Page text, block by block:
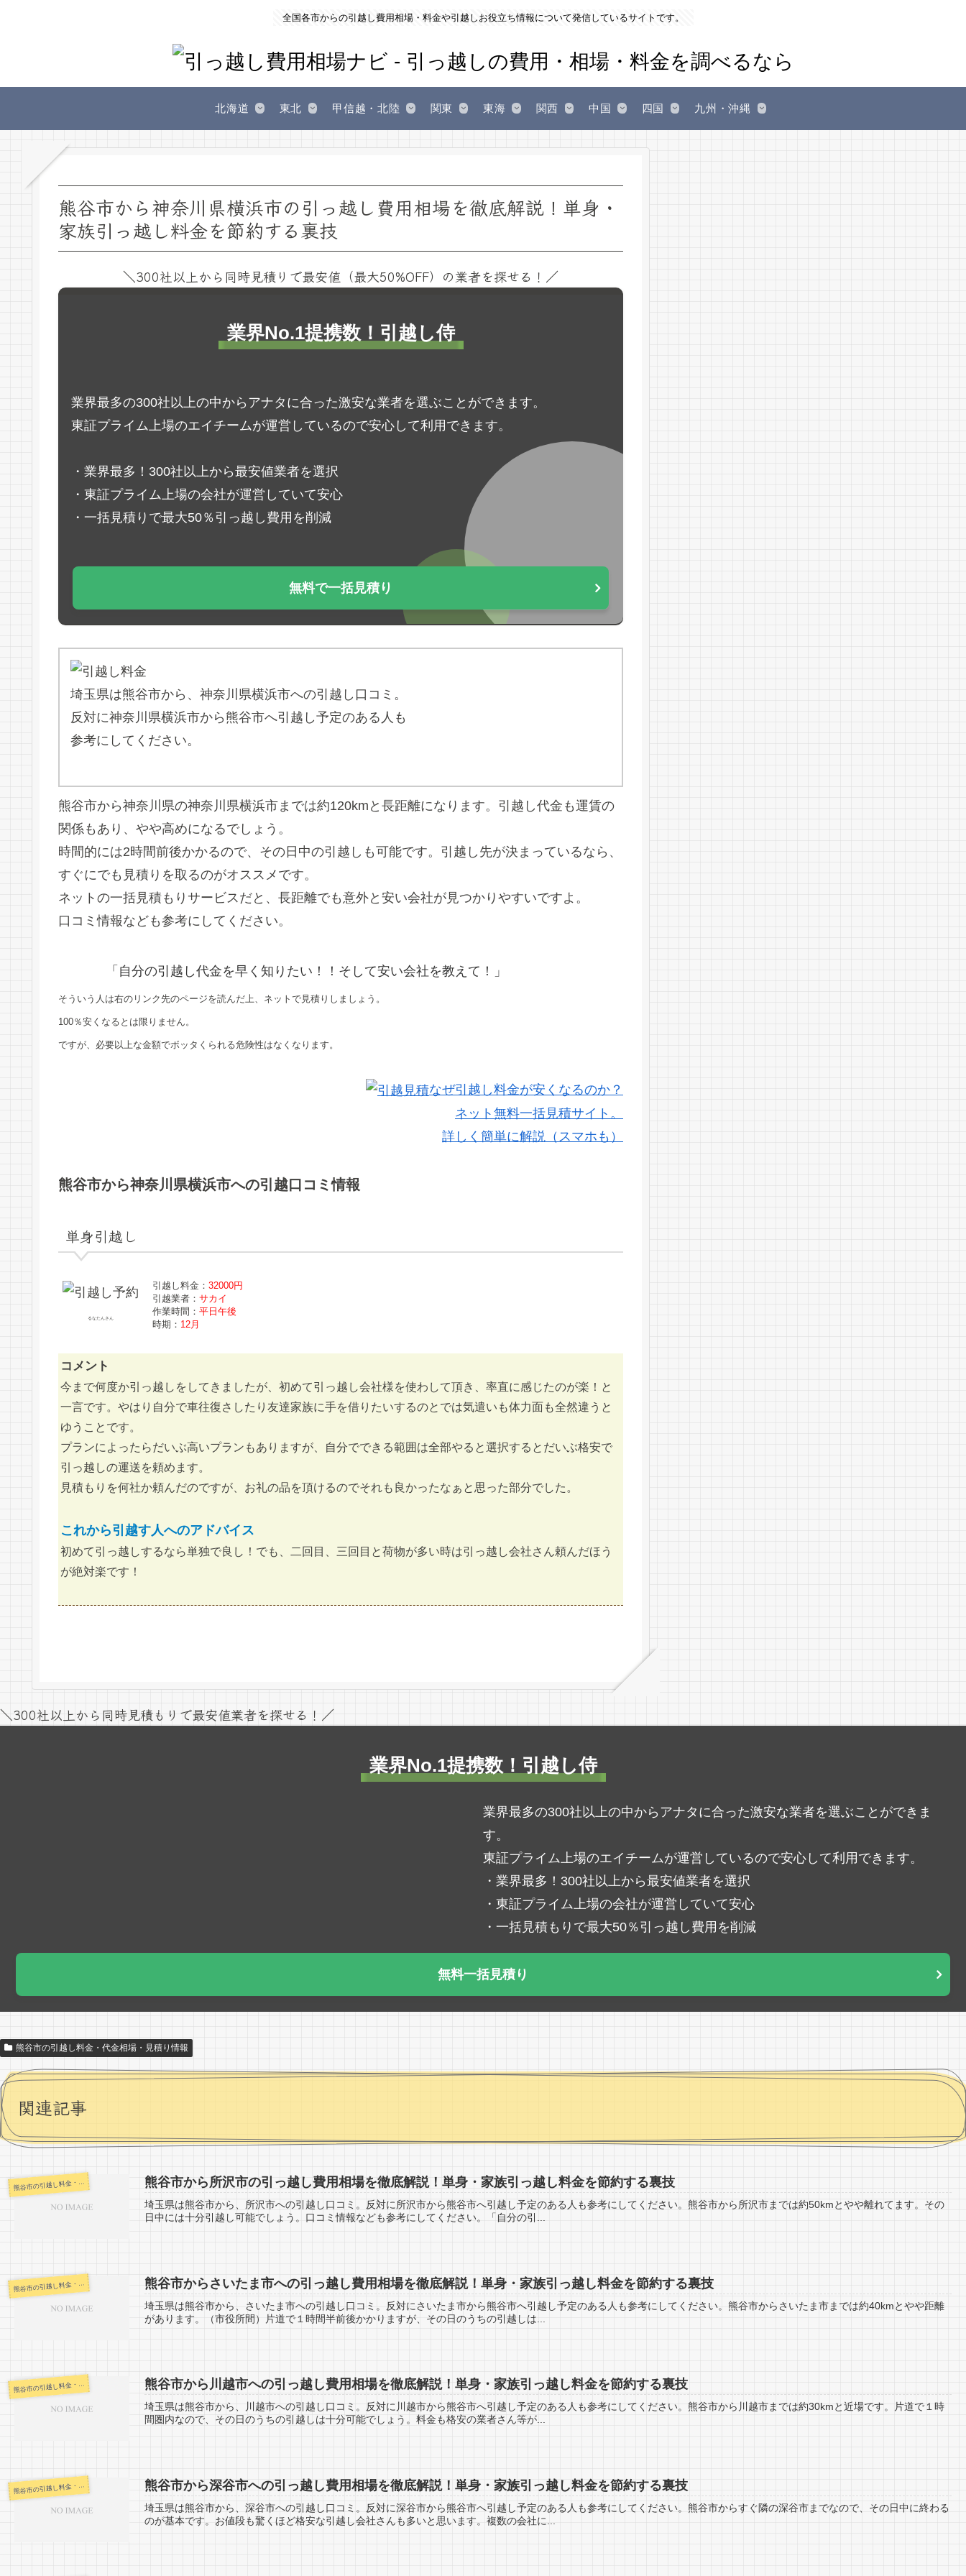
全国各市からの引越し費用相場・料金や引越しお役立ち情報について発信しているサイトです。
北海道 東北 甲信越・北陸 関東 東海 関西 中国 四国 九州・沖縄
熊谷市から神奈川県横浜市の引っ越し費用相場を徹底解説！単身・
家族引っ越し料金を節約する裏技
＼300社以上から同時見積りで最安値（最大50%OFF）の業者を探せる！／
業界No.1提携数！引越し侍
業界最多の300社以上の中からアナタに合った激安な業者を選ぶことができます。
東証プライム上場のエイチームが運営しているので安心して利用できます。
・業界最多！300社以上から最安値業者を選択
・東証プライム上場の会社が運営していて安心
・一括見積りで最大50％引っ越し費用を削減
無料で一括見積り
埼玉県は熊谷市から、神奈川県横浜市への引越し口コミ。
反対に神奈川県横浜市から熊谷市へ引越し予定のある人も
参考にしてください。
熊谷市から神奈川県の神奈川県横浜市までは約120kmと長距離になります。引越し代金も運賃の
関係もあり、やや高めになるでしょう。
時間的には2時間前後かかるので、その日中の引越しも可能です。引越し先が決まっているなら、
すぐにでも見積りを取るのがオススメです。
ネットの一括見積もりサービスだと、長距離でも意外と安い会社が見つかりやすいですよ。
口コミ情報なども参考にしてください。
「自分の引越し代金を早く知りたい！！そして安い会社を教えて！」
そういう人は右のリンク先のページを読んだ上、ネットで見積りしましょう。
100％安くなるとは限りません。
ですが、必要以上な金額でボッタくられる危険性はなくなります。
なぜ引越し料金が安くなるのか？
ネット無料一括見積サイト。
詳しく簡単に解説（スマホも）
熊谷市から神奈川県横浜市への引越口コミ情報
単身引越し
るなたんさん
引越し料金： 32000円
引越業者： サカイ
作業時間： 平日午後
時期： 12月
コメント
今まで何度か引っ越しをしてきましたが、初めて引っ越し会社様を使わして頂き、率直に感じたのが楽！と
一言です。やはり自分で車往復さしたり友達家族に手を借りたいするのとでは気遣いも体力面も全然違うと
ゆうことです。
プランによったらだいぶ高いプランもありますが、自分でできる範囲は全部やると選択するとだいぶ格安で
引っ越しの運送を頼めます。
見積もりを何社か頼んだのですが、お礼の品を頂けるのでそれも良かったなぁと思った部分でした。
これから引越す人へのアドバイス
初めて引っ越しするなら単独で良し！でも、二回目、三回目と荷物が多い時は引っ越し会社さん頼んだほう
が絶対楽です！
＼300社以上から同時見積もりで最安値業者を探せる！／
業界No.1提携数！引越し侍
業界最多の300社以上の中からアナタに合った激安な業者を選ぶことができま
す。
東証プライム上場のエイチームが運営しているので安心して利用できます。
・業界最多！300社以上から最安値業者を選択
・東証プライム上場の会社が運営していて安心
・一括見積もりで最大50％引っ越し費用を削減
無料一括見積り
熊谷市の引越し料金・代金相場・見積り情報
関連記事
熊 谷市の引越し料金・代金相場・見積り情報 熊谷市から所沢市の引っ越し費用相場を徹底解説！単身・家族引っ越し料金を節約する裏技
埼玉県は熊谷市から、所沢市への引越し口コミ。反対に所沢市から熊谷市へ引越し予定のある人も参考にしてください。熊谷市から所沢市までは約50kmとやや離れてます。その
日中には十分引越し可能でしょう。口コミ情報なども参考にしてください。「自分の引...
熊 谷市の引越し料金・代金相場・見積り情報 熊谷市からさいたま市への引っ越し費用相場を徹底解説！単身・家族引っ越し料金を節約する裏技
埼玉県は熊谷市から、さいたま市への引越し口コミ。反対にさいたま市から熊谷市へ引越し予定のある人も参考にしてください。熊谷市からさいたま市までは約40kmとやや距離
があります。（市役所間）片道で１時間半前後かかりますが、その日のうちの引越しは...
熊 谷市の引越し料金・代金相場・見積り情報 熊谷市から川越市への引っ越し費用相場を徹底解説！単身・家族引っ越し料金を節約する裏技
埼玉県は熊谷市から、川越市への引越し口コミ。反対に川越市から熊谷市へ引越し予定のある人も参考にしてください。熊谷市から川越市までは約30kmと近場です。片道で１時
間圏内なので、その日のうちの引越しは十分可能でしょう。料金も格安の業者さん等が...
熊 谷市の引越し料金・代金相場・見積り情報 熊谷市から深谷市への引っ越し費用相場を徹底解説！単身・家族引っ越し料金を節約する裏技
埼玉県は熊谷市から、深谷市への引越し口コミ。反対に深谷市から熊谷市へ引越し予定のある人も参考にしてください。熊谷市からすぐ隣の深谷市までなので、その日中に終わる
のが基本です。お値段も驚くほど格安な引越し会社さんも多いと思います。複数の会社に...